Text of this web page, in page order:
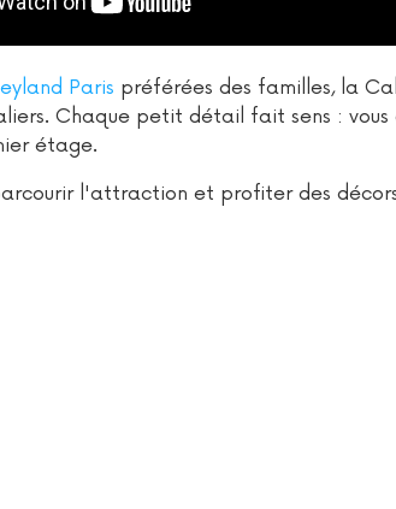
Paris préférées des familles, la
Chaque petit détail fait sens :
étage.
l'attraction et profiter des